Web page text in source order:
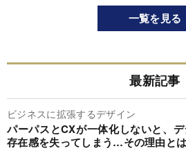
一覧を見る
最新記事
ビジネスに拡張するデザイン
パーパスとCXが一体化しないと、
存在感を失ってしまう…その理由とは